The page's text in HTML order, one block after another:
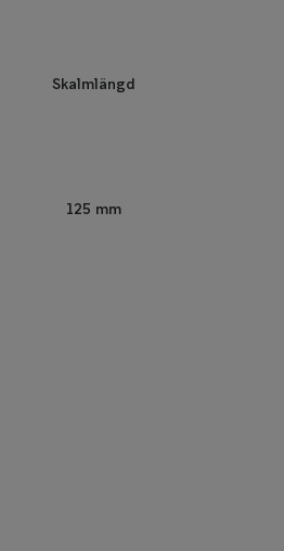
Skalmlängd
125 mm